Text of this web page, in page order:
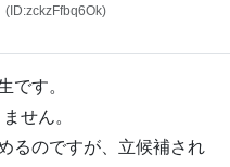
(ID:zckzFfbq6Ok)
です。
せん。
るのですが、立候補され